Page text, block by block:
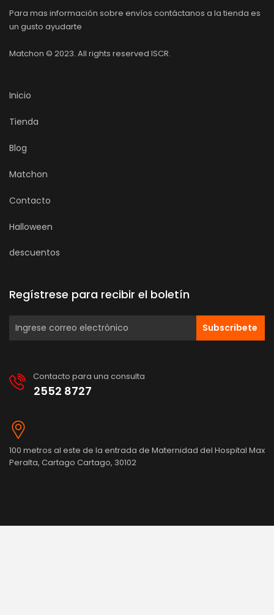
Para mas información sobre envíos contáctanos a la tienda es
un gusto ayudarte
Matchon © 2023. All rights reserved ISCR.
Inicio
Tienda
Blog
Matchon
Contacto
Halloween
descuentos
Regístrese para recibir el boletín
Subscribete
Contacto para una consulta
2552 8727
100 metros al este de la entrada de Maternidad del Hospital Max
Peralta, Cartago Cartago, 30102